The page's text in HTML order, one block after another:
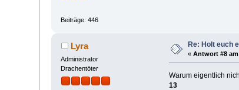
Beiträge: 446
Lyra
Administrator
Drachentöter
Re: Holt euch
«Antwort #8
Warum eigentlich
13